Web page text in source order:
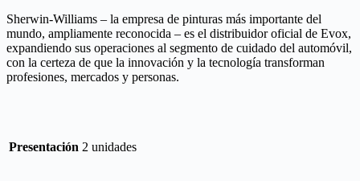
Sherwin-Williams – la empresa de pinturas más importante del
mundo, ampliamente reconocida – es el distribuidor oficial de Evox,
expandiendo sus operaciones al segmento de cuidado del automóvil,
con la certeza de que la innovación y la tecnología transforman
profesiones, mercados y personas.
Presentación 2 unidades